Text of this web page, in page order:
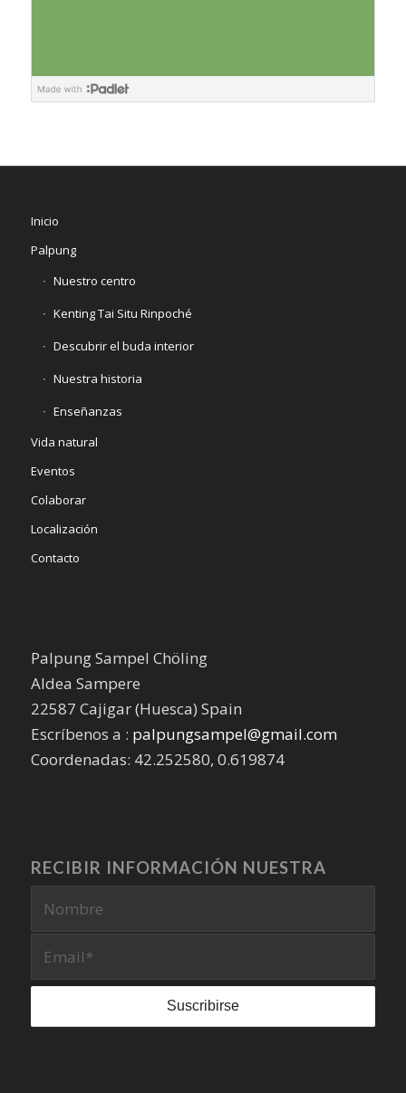
Inicio
Palpung
Nuestro centro
Kenting Tai Situ Rinpoché
Descubrir el buda interior
Nuestra historia
Enseñanzas
Vida natural
Eventos
Colaborar
Localización
Contacto
Palpung Sampel Chöling
Aldea Sampere
22587 Cajigar (Huesca) Spain
Escríbenos a : palpungsampel@gmail.com
Coordenadas: 42.252580, 0.619874
RECIBIR INFORMACIÓN NUESTRA